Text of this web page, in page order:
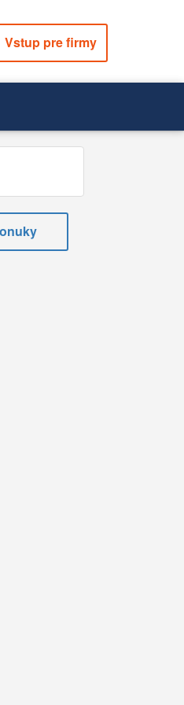
Vstup pre firmy